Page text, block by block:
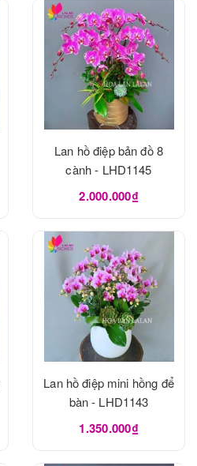
Lan hồ điệp bản đồ 8
cành - LHD1145
2.000.000₫
Lan hồ điệp mini hồng để
bàn - LHD1143
1.350.000₫